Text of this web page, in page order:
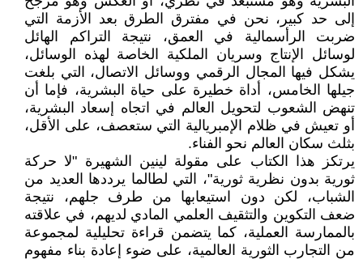
إلى حد كبير، نحن في مفترق الطرق بعد الأزمة التي
ضربت الرأسمالية في العمق، نتيجة التراكم الهائل
لوسائل الإنتاج وسريان الملكية الخاصة لهذه الوسائل،
يشكل فيها المجال الرقمي ووسائل الاتصال، التي بلغت
جيلها الخامس، أداة خطيرة على حياة البشرية، فإما أن
تنهض الشعوب لتحويل العالم في اتجاه إسعاد البشرية،
أو تعيش في ظلام الإمبريالية التي ستعصف، على الأقل،
بثلث سكان العالم نحو الفناء.
يرتكز هذا الكتاب على مقولة لينين الشهيرة "لا حركة
ثورية بدون نظرية ثورية"، التي لطالما يرددها العديد من
الشباب، لكن دون استيعابها من طرف جلهم، نتيجة
ضعف التكوين والتثقيف العلمي المادي لديهم، في علاقته
بالممارسة العملية، كما يتضمن قراءة تحليلية لمجموعة
من التجارب الثورية العالمية، على ضوء إعادة بناء مفهوم